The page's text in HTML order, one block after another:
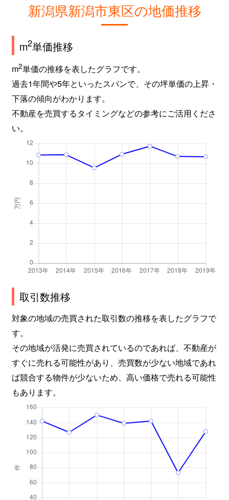
新潟県新潟市東区の地価推移
m2単価推移
m2単価の推移を表したグラフです。
過去1年間や5年といったスパンで、その坪単価の上昇・
下落の傾向がわかります。
不動産を売買するタイミングなどの参考にご活用くださ
い。
取引数推移
対象の地域の売買された取引数の推移を表したグラフで
す。
その地域が活発に売買されているのであれば、不動産が
すぐに売れる可能性があり、売買数が少ない地域であれ
ば競合する物件が少ないため、高い価格で売れる可能性
もあります。